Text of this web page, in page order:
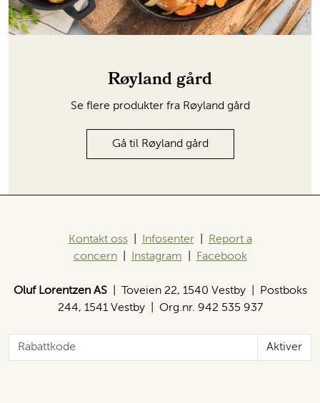
Røyland gård
Se flere produkter fra Røyland gård
Gå til Røyland gård
Kontakt oss| Infosenter|
Report a
concern| Instagram Facebook
Oluf Lorentzen AS| Toveien 22, 1540 Vestby | Postboks
244, 1541 Vestby | Org.nr. 942 535 937
Aktiver